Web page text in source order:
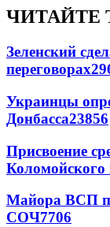
ЧИТАЙТЕ
Зеленский
переговорах
Украинцы
Донбасса23856
Присвоение
Коломойского
Майора ВСП
СОЧ7706